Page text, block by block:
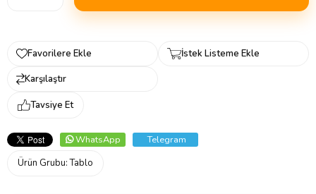
Favorilere Ekle
İstek Listeme Ekle
Karşılaştır
Tavsiye Et
WhatsApp
Telegram
Ürün Grubu:Tablo